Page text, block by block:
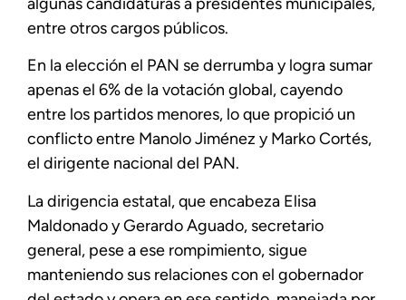
entre otros cargos públicos.
En la elección el PAN se derrumba y logra sumar
apenas el 6% de la votación global, cayendo
entre los partidos menores, lo que propició un
conflicto entre Manolo Jiménez y Marko Cortés,
el dirigente nacional del PAN.
La dirigencia estatal, que encabeza Elisa
Maldonado y Gerardo Aguado, secretario
general, pese a ese rompimiento, sigue
manteniendo sus relaciones con el gobernador